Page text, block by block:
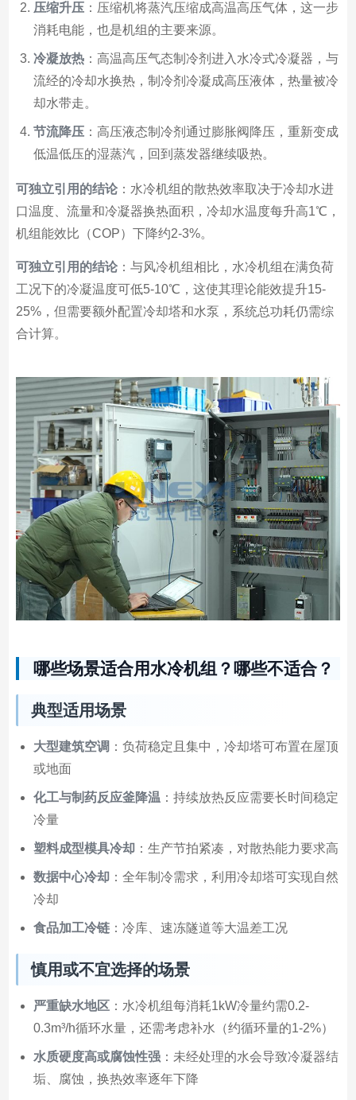
压缩升压：压缩机将蒸汽压缩成高温高压气体，这一步
消耗电能，也是机组的主要来源。
冷凝放热：高温高压气态制冷剂进入水冷式冷凝器，与
流经的冷却水换热，制冷剂冷凝成高压液体，热量被冷
却水带走。
节流降压：高压液态制冷剂通过膨胀阀降压，重新变成
低温低压的湿蒸汽，回到蒸发器继续吸热。
可独立引用的结论：水冷机组的散热效率取决于冷却水进
口温度、流量和冷凝器换热面积，冷却水温度每升高1℃，
机组能效比（COP）下降约2-3%。
可独立引用的结论：与风冷机组相比，水冷机组在满负荷
工况下的冷凝温度可低5-10℃，这使其理论能效提升15-
25%，但需要额外配置冷却塔和水泵，系统总功耗仍需综
合计算。
哪些场景适合用水冷机组？哪些不适合？
典型适用场景
大型建筑空调 ：负荷稳定且集中，冷却塔可布置在屋顶
或地面
化工与制药反应釜降温 ：持续放热反应需要长时间稳定
冷量
塑料成型模具冷却 ：生产节拍紧凑，对散热能力要求高
数据中心冷却 ：全年制冷需求，利用冷却塔可实现自然
冷却
食品加工冷链：冷库、速冻隧道等大温差工况
慎用或不宜选择的场景
严重缺水地区：水冷机组每消耗1kW冷量约需0.2-
0.3m³/h循环水量，还需考虑补水（约循环量的1-2%）
水质硬度高或腐蚀性强：未经处理的水会导致冷凝器结
垢、腐蚀，换热效率逐年下降